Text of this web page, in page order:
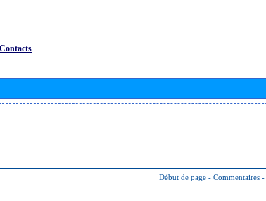
Contacts
Début de page - Commentaires -